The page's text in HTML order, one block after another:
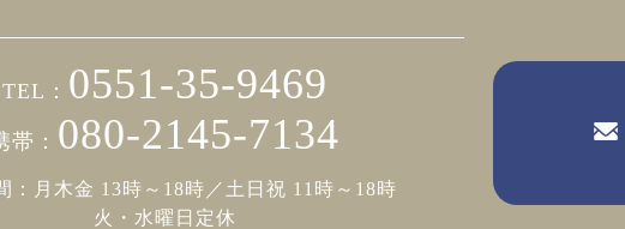
TEL： 0551-35-9469
帯： 080-2145-7134
：月木金 13時～18時／土日祝 11時～18時
火・水曜日定休